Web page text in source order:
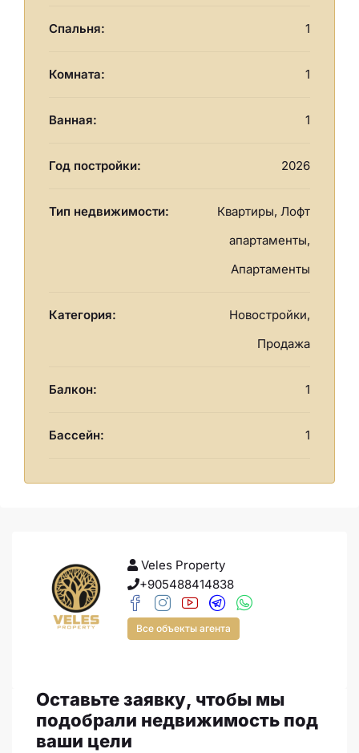
Спальня: 1
Комната: 1
Ванная: 1
Год постройки: 2026
Тип недвижимости:
Квартиры, Лофт
апартаменты,
Апартаменты
Категория:
Новостройки,
Продажа
Балкон: 1
Бассейн: 1
Veles Property
+905488414838
Все объекты агента
Оставьте заявку, чтобы мы
подобрали недвижимость под
ваши цели